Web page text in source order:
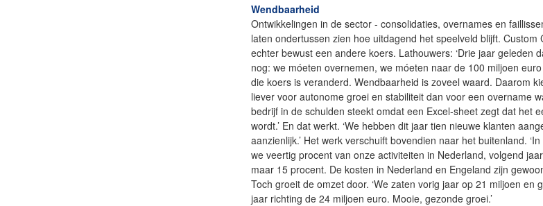
Wendbaarheid
Ontwikkelingen in de sector - consolidaties, overnames en
laten ondertussen zien hoe uitdagend het speelveld blijft. Custom
echter bewust een andere koers. Lathouwers: ‘Drie jaar geleden
nog: we móeten overnemen, we móeten naar de 100 miljoen
die koers is veranderd. Wendbaarheid is zoveel waard. Daarom
liever voor autonome groei en stabiliteit dan voor een overname
bedrijf in de schulden steekt omdat een Excel-sheet zegt dat het
wordt.’ En dat werkt. ‘We hebben dit jaar tien nieuwe klanten
aanzienlijk.’ Het werk verschuift bovendien naar het buitenland.
we veertig procent van onze activiteiten in Nederland, volgend
maar 15 procent. De kosten in Nederland en Engeland zijn
Toch groeit de omzet door. ‘We zaten vorig jaar op 21 miljoen en
jaar richting de 24 miljoen euro. Mooie, gezonde groei.’